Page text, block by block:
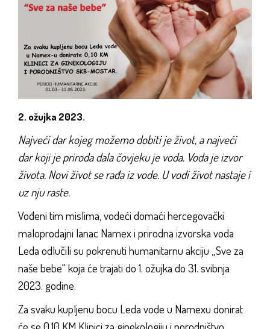
2. ožujka 2023.
Najveći dar kojeg možemo dobiti je život, a najveći
dar koji je priroda dala čovjeku je voda. Voda je izvor
života. Novi život se rađa iz vode. U vodi život nastaje i
uz nju raste.
Vođeni tim mislima, vodeći domaći hercegovački
maloprodajni lanac Namex i prirodna izvorska voda
Leda odlučili su pokrenuti humanitarnu akciju „Sve za
naše bebe“ koja će trajati do 1. ožujka do 31. svibnja
2023. godine.
Za svaku kupljenu bocu Leda vode u Namexu donirat